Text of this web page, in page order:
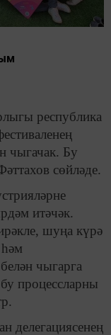
республика
чыгачак. Бу
сөйләде.
итәчәк.
шуңа күрә
чыгарга
процессларны
делегациясенең